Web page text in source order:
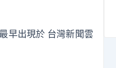
最早出現於 台灣新聞雲